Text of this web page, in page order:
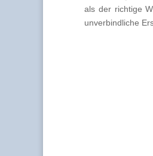
als der richtige
unverbindliche